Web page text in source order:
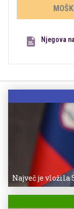
Njegova
Največ je vložila